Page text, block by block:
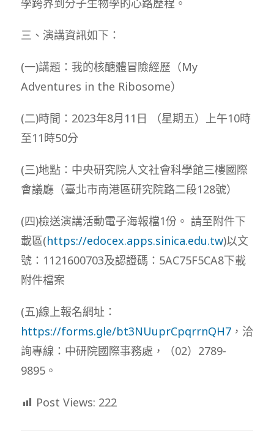
三、演講資訊如下：
(一)講題：我的核醣體冒險經歷（My
Adventures in the Ribosome）
(二)時間：2023年8月11日 （星期五）上午10時
至11時50分
(三)地點：中央研究院人文社會科學館三樓國際
會議廳（臺北市南港區研究院路二段128號）
(四)檢送演講活動電子海報檔1份。 請至附件下
載區(https://edocex.apps.sinica.edu.tw)以文
號：1121600703及認證碼：5AC75F5CA8下載
附件檔案
(五)線上報名網址：
https://forms.gle/bt3NUuprCpqrrnQH7，洽
詢專線：中研院國際事務處，（02）2789-
9895。
Post Views: 222